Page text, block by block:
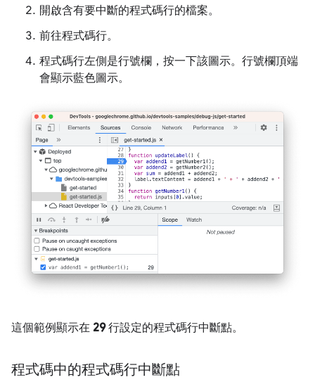
開啟含有要中斷的程式碼行的檔案。
前往程式碼行。
程式碼行左側是行號欄，按一下該圖示。行號欄頂端
會顯示藍色圖示。
這個範例顯示在 29行設定的程式碼行中斷點。
程式碼中的程式碼行中斷點